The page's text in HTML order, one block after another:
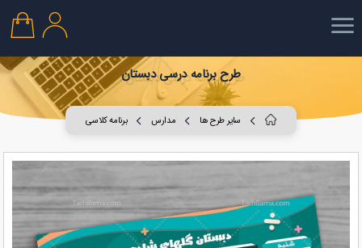
طرح برنامه درسی دبستان
سایر طرح ها مدارس برنامه کلاسی